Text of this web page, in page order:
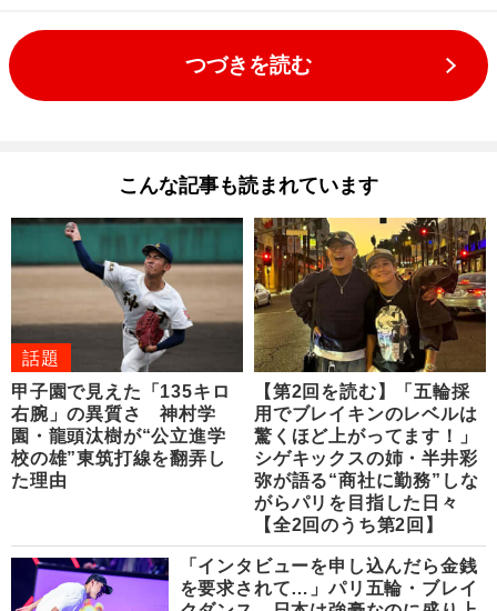
つづきを読む
こんな記事も読まれています
話題
甲子園で見えた「135キロ
右腕」の異質さ 神村学
園・龍頭汰樹が“公立進学
校の雄”東筑打線を翻弄し
た理由
【第2回を読む】「五輪採
用でブレイキンのレベルは
驚くほど上がってます！」
シゲキックスの姉・半井彩
弥が語る“商社に勤務”しな
がらパリを目指した日々
【全2回のうち第2回】
「インタビューを申し込んだら金銭
を要求されて…」パリ五輪・ブレイ